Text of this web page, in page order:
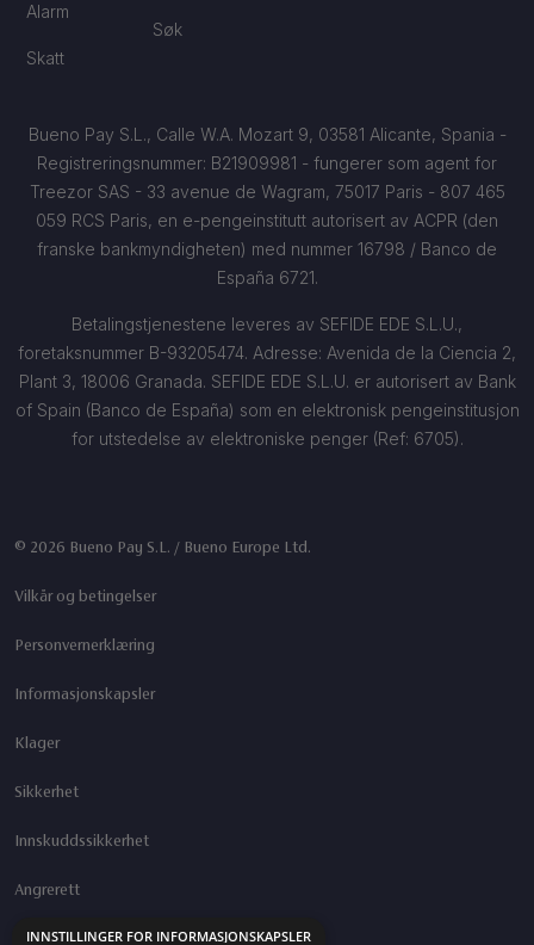
Alarm
Skatt
Søk
Bueno Pay S.L., Calle W.A. Mozart 9, 03581 Alicante, Spania -
Registreringsnummer: B21909981 - fungerer som agent for
Treezor SAS - 33 avenue de Wagram, 75017 Paris - 807 465
059 RCS Paris, en e-pengeinstitutt autorisert av ACPR (den
franske bankmyndigheten) med nummer 16798 / Banco de
España 6721.
Betalingstjenestene leveres av SEFIDE EDE S.L.U.,
foretaksnummer B-93205474. Adresse: Avenida de la Ciencia 2,
Plant 3, 18006 Granada. SEFIDE EDE S.L.U. er autorisert av Bank
of Spain (Banco de España) som en elektronisk pengeinstitusjon
for utstedelse av elektroniske penger (Ref: 6705).
© 2026 Bueno Pay S.L. / Bueno Europe Ltd.
Vilkår og betingelser
Personvernerklæring
Informasjonskapsler
Klager
Sikkerhet
Innskuddssikkerhet
Angrerett
INNSTILLINGER FOR INFORMASJONSKAPSLER